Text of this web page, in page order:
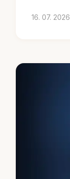
16. 07. 2026